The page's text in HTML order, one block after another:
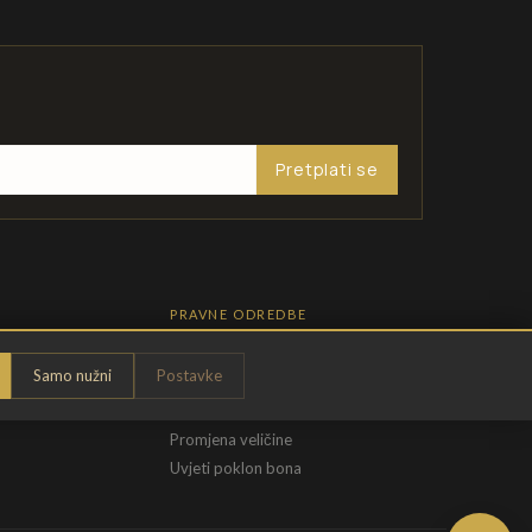
Samo nužni Postavke
Pretplati se
PRAVNE ODREDBE
Pravila privatnosti
Opći uvjeti
Promjena veličine
Uvjeti poklon bona